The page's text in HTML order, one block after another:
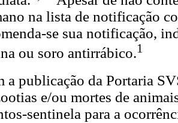
na lista de notificação
se sua notificação,
ou soro antirrábico.1
a publicação da Portaria
e/ou mortes de
sentinela para a